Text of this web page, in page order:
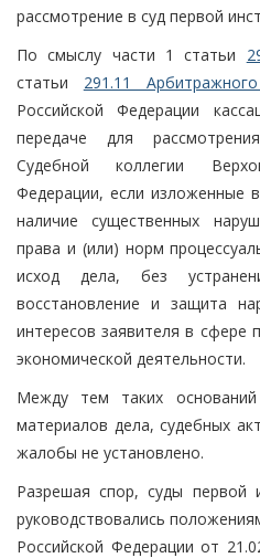
рассмотрение в суд первой
По смыслу части 1 статьи
статьи 291.11
Российской Федерации
передаче для
Судебной коллегии
Федерации, если изложенные
наличие существенных
права и (или) норм
исход дела, без
восстановление и защита
интересов заявителя в сфере
экономической деятельности.
Между тем таких
материалов дела, судебных
жалобы не установлено.
Разрешая спор, суды первой
руководствовались
Российской Федерации от